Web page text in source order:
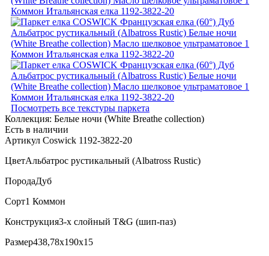
Посмотреть все текстуры паркета
Коллекция: Белые ночи (White Breathe collection)
Есть в наличии
Артикул Coswick 1192-3822-20
ЦветАльбатрос рустикальный (Albatross Rustic)
ПородаДуб
Сорт1 Коммон
Конструкция3-х слойный T&G (шип-паз)
Размер438,78x190x15